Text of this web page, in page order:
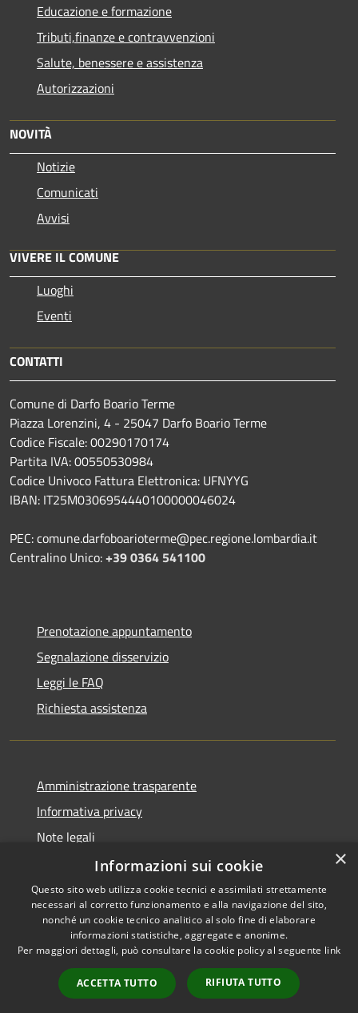
Educazione e formazione
Tributi,finanze e contravvenzioni
Salute, benessere e assistenza
Autorizzazioni
NOVITÀ
Notizie
Comunicati
Avvisi
VIVERE IL COMUNE
Luoghi
Eventi
CONTATTI
Comune di Darfo Boario Terme
Piazza Lorenzini, 4 - 25047 Darfo Boario Terme
Codice Fiscale: 00290170174
Partita IVA: 00550530984
Codice Univoco Fattura Elettronica: UFNYYG
IBAN: IT25M0306954440100000046024
PEC: comune.darfoboarioterme@pec.regione.lombardia.it
Centralino Unico:+39 0364 541100
Prenotazione appuntamento
Segnalazione disservizio
Leggi le FAQ
Richiesta assistenza
Amministrazione trasparente
Informativa privacy
Note legali
Dichiarazione di accessibilità
RSS
Accessibilità
Copyright © 2026 • Comune di
byMunicipium
Accesso
redazione
×
Informazioni sui cookie
Questo sito web utilizza cookie tecnici e assimilati strettamente
necessari al corretto funzionamento e alla navigazione del sito,
nonché un cookie tecnico analitico al solo fine di elaborare
informazioni statistiche, aggregate e anonime.
Per maggiori dettagli, può consultare la cookie policy al seguente link
ACCETTA TUTTO RIFIUTA TUTTO